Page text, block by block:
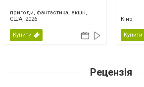
пригоди, фантастика, екшн,
США, 2026
Купити
Кіно
Купити
Рецензія